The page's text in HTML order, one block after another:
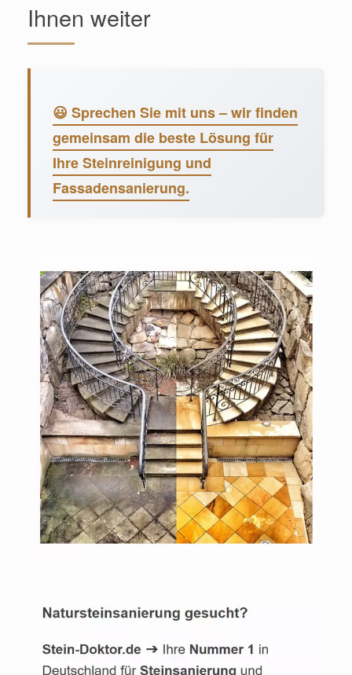
Ihnen weiter
😃 Sprechen Sie mit uns – wir finden
gemeinsam die beste Lösung für
Ihre Steinreinigung und
Fassadensanierung.